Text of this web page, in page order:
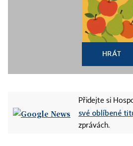
HRÁT
Přidejte si
své oblíbené
zprávách.